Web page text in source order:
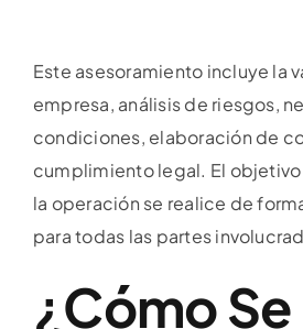
Este asesoramiento incluye la
empresa, análisis de riesgos,
condiciones, elaboración de
cumplimiento legal. El objetivo
la operación se realice de
para todas las partes
¿Cómo Se